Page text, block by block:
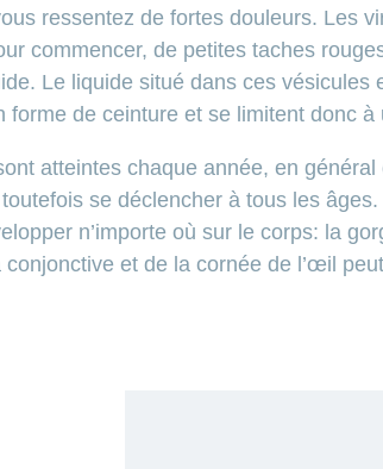
ressentez de fortes douleurs. Les
commencer, de petites taches
Le liquide situé dans ces vésicules
de ceinture et se limitent donc à
atteintes chaque année, en
se déclencher à tous les
n’importe où sur le corps: la
et de la cornée de l’œil